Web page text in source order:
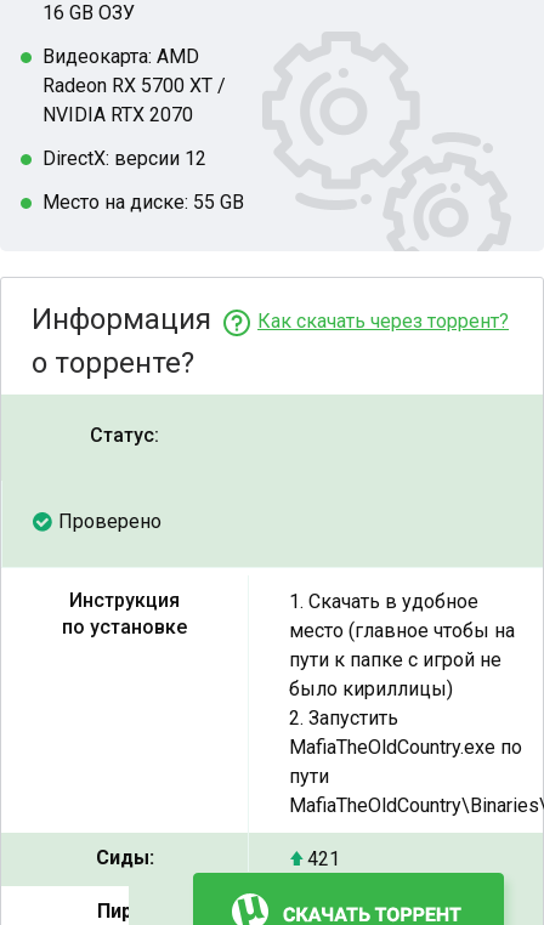
16 GB ОЗУ
Видеокарта: AMD
Radeon RX 5700 XT /
NVIDIA RTX 2070
DirectX: версии 12
Место на диске: 55 GB
Как скачать через торрент?
Информация
о торренте?
Статус:
Проверено
Инструкция
по установке
1. Скачать в удобное
место (главное чтобы на
пути к папке с игрой не
было кириллицы)
2. Запустить
MafiaTheOldCountry.exe по
пути
Сиды: 421
Пиры: 30